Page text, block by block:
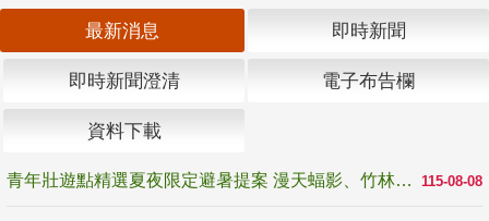
最新消息 即時新聞
即時新聞澄清 電子布告欄
資料下載
115-08-08
青年壯遊點精選夏夜限定避暑提案 漫天蝠影、竹林尋蛙、茶香夜觀 邀青年暮色出發